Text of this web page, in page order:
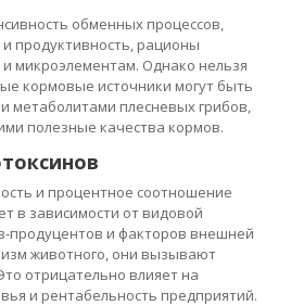
обменных процессов,
продуктивность, рационы
микроэлементам. Однако нельзя
кормовые источники могут быть
метаболитами плесневых грибов,
полезные качества кормов.
и процентное соотношение
в зависимости от видовой
продуцентов и факторов внешней
животного, они вызывают
отрицательно влияет на
и рентабельность предприятий.